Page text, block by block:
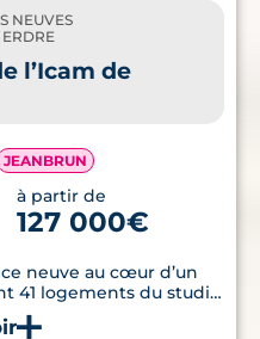
NEUVES
ERDRE
l’Icam de
JEANBRUN
à partir de
127 000€
neuve au cœur d’un
41 logements du studio
Erdre à Nantes.